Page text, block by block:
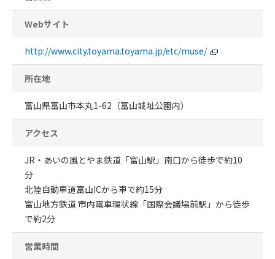
Webサイト
http://www.city.toyama.toyama.jp/etc/muse/
所在地
富山県富山市本丸1-62（富山城址公園内）
アクセス
JR・あいの風とやま鉄道「富山駅」南口から徒歩で約10
分
北陸自動車道富山ICから車で約15分
富山地方鉄道 市内電車環状線「国際会議場前駅」から徒歩
で約2分
営業時間